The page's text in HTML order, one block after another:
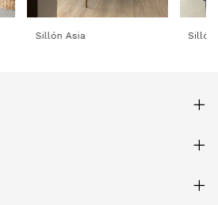
Sillón Asia Sillón